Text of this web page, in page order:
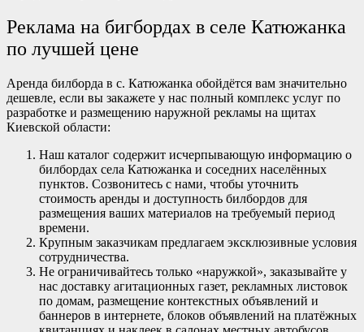
Реклама на бигбордах в селе Катюжанка
по лучшей цене
Аренда билборда в с. Катюжанка обойдётся вам значительно
дешевле, если вы закажете у нас полный комплекс услуг по
разработке и размещению наружной рекламы на щитах
Киевской области:
Наш каталог содержит исчерпывающую информацию о
билбордах села Катюжанка и соседних населённых
пунктов. Созвонитесь с нами, чтобы уточнить
стоимость аренды и доступность билбордов для
размещения ваших материалов на требуемый период
времени.
Крупным заказчикам предлагаем эксклюзивные условия
сотрудничества.
Не ограничивайтесь только «наружкой», заказывайте у
нас доставку агитационных газет, рекламных листовок
по домам, размещение контекстных объявлений и
баннеров в интернете, блоков объявлений на платёжных